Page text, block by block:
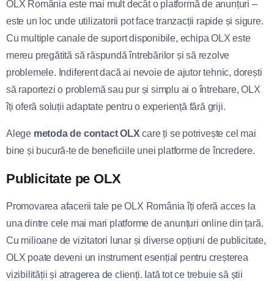
OLX România este mai mult decât o platformă de anunțuri –
este un loc unde utilizatorii pot face tranzacții rapide și sigure.
Cu multiple canale de suport disponibile, echipa OLX este
mereu pregătită să răspundă întrebărilor și să rezolve
problemele. Indiferent dacă ai nevoie de ajutor tehnic, dorești
să raportezi o problemă sau pur și simplu ai o întrebare, OLX
îți oferă soluții adaptate pentru o experiență fără griji.
Alege metoda de contact OLX care ți se potrivește cel mai
bine și bucură-te de beneficiile unei platforme de încredere.
Publicitate pe OLX
Promovarea afacerii tale pe OLX România îți oferă acces la
una dintre cele mai mari platforme de anunțuri online din țară.
Cu milioane de vizitatori lunar și diverse opțiuni de publicitate,
OLX poate deveni un instrument esențial pentru creșterea
vizibilității și atragerea de clienți. Iată tot ce trebuie să știi